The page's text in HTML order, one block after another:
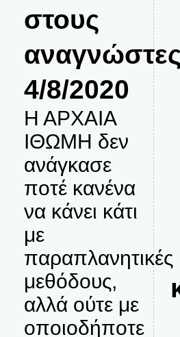
στους
4/8/2020
Η ΑΡΧΑΙΑ
ΙΘΩΜΗ δεν
ανάγκασε
ποτέ κανένα
να κάνει κάτι
με
παραπλανητικές
μεθόδους,
αλλά ούτε με
οποιοδήποτε